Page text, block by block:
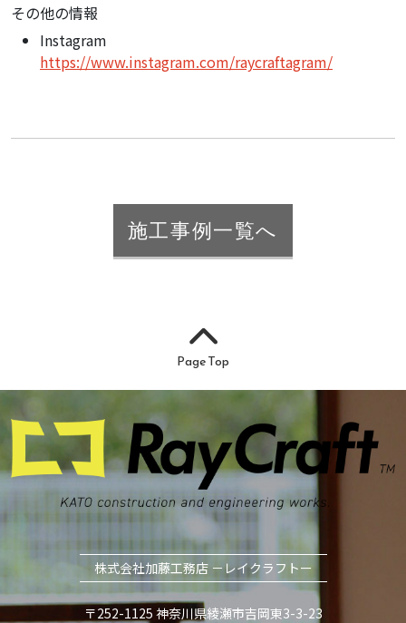
その他の情報
Instagram
https://www.instagram.com/raycraftagram/
施工事例一覧へ
Page Top
株式会社加藤工務店 －レイクラフトー
〒252-1125 神奈川県綾瀬市吉岡東3-3-23